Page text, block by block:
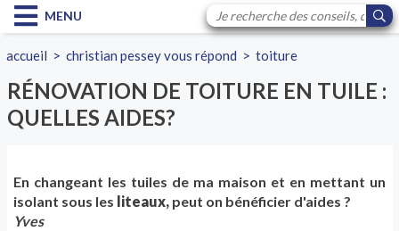
MENU
accueil >christian pessey vous répond >toiture
RÉNOVATION DE TOITURE EN TUILE :
QUELLES AIDES?
En changeant les tuiles de ma maison et en mettant un
isolant sous les liteaux, peut on bénéficier d'aides ?
Yves